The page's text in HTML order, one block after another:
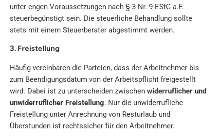
unter engen Voraussetzungen nach § 3 Nr. 9 EStG a.F.
steuerbegünstigt sein. Die steuerliche Behandlung sollte
stets mit einem Steuerberater abgestimmt werden.
3. Freistellung
Häufig vereinbaren die Parteien, dass der Arbeitnehmer bis
zum Beendigungsdatum von der Arbeitspflicht freigestellt
wird. Dabei ist zu unterscheiden zwischen widerruflicher und
unwiderruflicher Freistellung. Nur die unwiderrufliche
Freistellung unter Anrechnung von Resturlaub und
Überstunden ist rechtssicher für den Arbeitnehmer.